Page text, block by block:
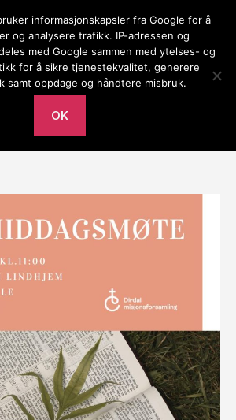
Meny
informasjonskapsler fra Google for å
og analysere trafikk. IP-adressen og
med Google sammen med ytelses- og
for å sikre tjenestekvalitet, generere
samt oppdage og håndtere misbruk.
OK